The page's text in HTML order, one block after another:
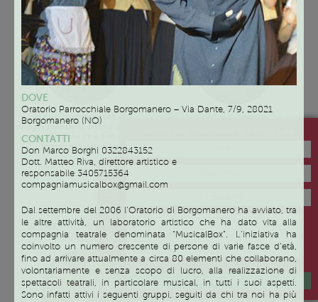
DOVE
Oratorio Parrocchiale Borgomanero – Via Dante, 7/9, 28021
Borgomanero (NO)
CONTATTI
Don Marco Borghi 0322843152
Dott. Matteo Riva, direttore artistico e
responsabile 3405715364
compagniamusicalbox@gmail.com
Dal settembre del 2006 l’Oratorio di Borgomanero ha avviato, tra
le altre attività, un laboratorio artistico che ha dato vita alla
compagnia teatrale denominata “MusicalBox”. L’iniziativa ha
coinvolto un numero crescente di persone di varie fasce d’età,
fino ad arrivare attualmente a circa 80 elementi che collaborano,
volontariamente e senza scopo di lucro, alla realizzazione di
spettacoli teatrali, in particolare musical, in tutti i suoi aspetti.
Sono infatti attivi i seguenti gruppi, seguiti da chi tra noi ha più
GRUPPI DI PAROLA
Presso spazi adeguati allo
svolgimento delle attività proposte
ai bambini che i tre Enti hanno
messo a disposizione.
PAROLE ED EMOZIONI
Gli incontri si svolgeranno una
Servizio
SERVIZIO DI MEDIAZIONE
FAMILIARENEWSLETTER
ISCRIVIMI